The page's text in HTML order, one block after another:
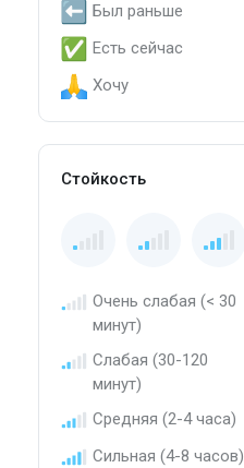
Был раньше
Есть сейчас
Хочу
Стойкость
Очень слабая (< 30
минут)
Слабая (30-120
минут)
Средняя (2-4 часа)
Сильная (4-8 часов)